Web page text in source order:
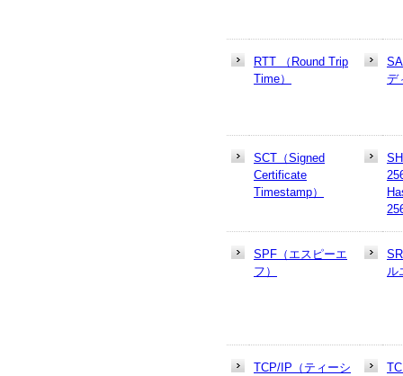
RTT （Round Trip
Time）
デ
SCT（Signed
Certificate
Timestamp）
SPF（エスピーエ
フ）
ル
TCP/IP（ティーシ